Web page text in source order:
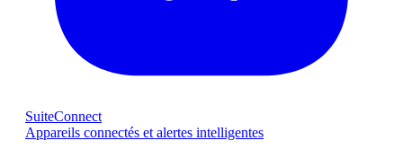
SuiteConnect
Appareils connectés et alertes intelligentes